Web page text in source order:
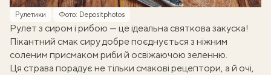
Рулетики Фото: Depositphotos
Рулет з сиром і рибою — це ідеальна святкова закуска!
Пікантний смак сиру добре поєднується з ніжним
соленим присмаком риби й освіжаючою зеленню.
Ця страва порадує не тільки смакові рецептори, а й очі,